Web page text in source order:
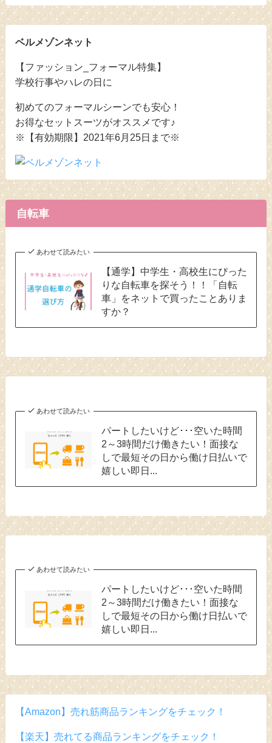
ベルメゾンネット
【ファッション_フォーマル特集】
学校行事やハレの日に
初めてのフォーマルシーンでも安心！
お得なセットスーツがオススメです♪
※【有効期限】2021年6月25日まで※
自転車
あわせて読みたい
【通学】中学生・高校生にぴった
りな自転車を探そう！！「自転
車」をネットで買ったことありま
すか？
あわせて読みたい
パートしたいけど･･･空いた時間
2～3時間だけ働きたい！面接な
しで最短その日から働け日払いで
嬉しい即日...
あわせて読みたい
パートしたいけど･･･空いた時間
2～3時間だけ働きたい！面接な
しで最短その日から働け日払いで
嬉しい即日...
【Amazon】売れ筋商品ランキングをチェック！
【楽天】売れてる商品ランキングをチェック！